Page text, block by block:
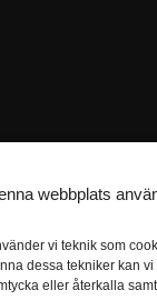
webbplats
vi teknik som
dessa tekniker kan
eller återkalla